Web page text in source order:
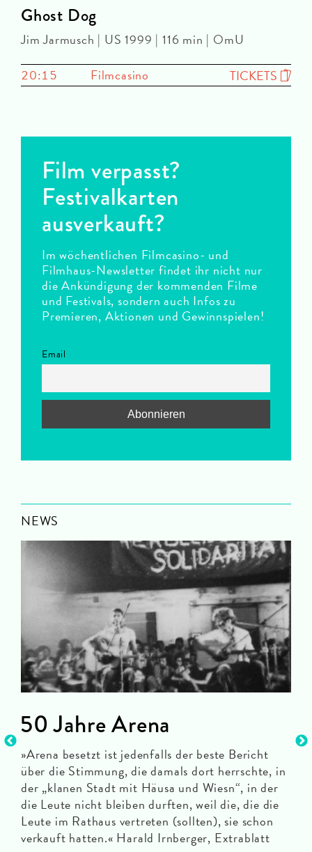
Ghost Dog
Jim Jarmusch | US 1999 | 116 min | OmU
20:15
Filmcasino TICKETS
Film verpasst?
Festivalkarten
ausverkauft?
Im wöchentlichen Filmcasino- und
Filmhaus-Newsletter findet ihr nicht nur
die Ankündigung der kommenden Filme
und Festivals, sondern auch Infos zu
Premieren, Aktionen und Gewinnspielen!
Email
NEWS
50 Jahre Arena
»Arena besetzt ist jedenfalls der beste Bericht
über die Stimmung, die damals dort herrschte, in
der „klanen Stadt mit Häusa und Wiesn“, in der
die Leute nicht bleiben durften, weil die, die die
Leute im Rathaus vertreten (sollten), sie schon
verkauft hatten.« Harald Irnberger, Extrablatt